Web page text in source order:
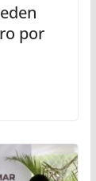
por